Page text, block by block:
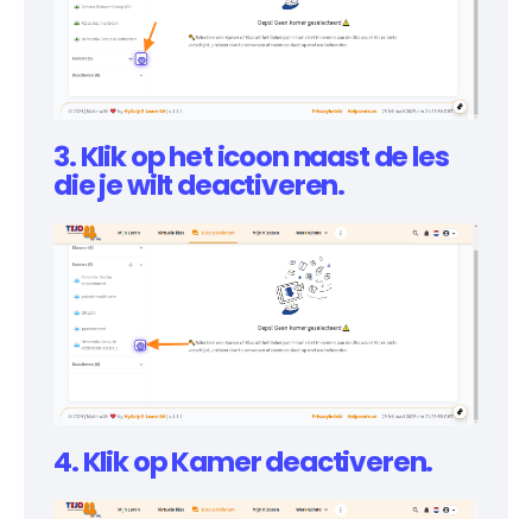
3. Klik op het icoon naast de les
die je wilt deactiveren.
4. Klik op Kamer deactiveren.